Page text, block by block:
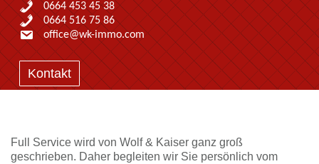
0664 453 45 38
0664 516 75 86
office@wk-immo.com
Kontakt
Full Service wird von Wolf & Kaiser ganz groß
geschrieben. Daher begleiten wir Sie persönlich vom